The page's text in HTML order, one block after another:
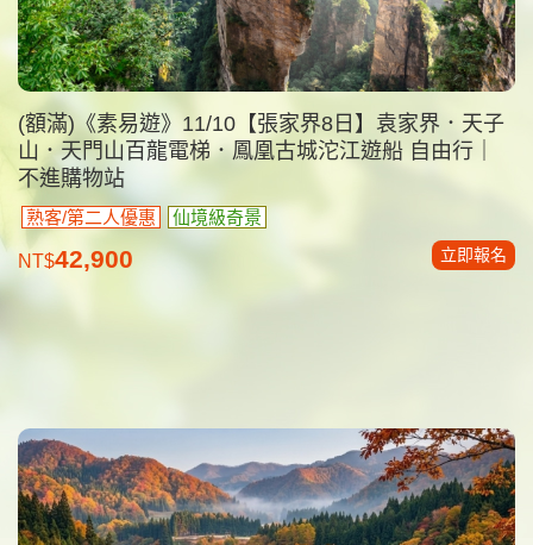
(額滿)《素易遊》11/10【張家界8日】袁家界．天子
山．天門山百龍電梯．鳳凰古城沱江遊船 自由行｜
不進購物站
熟客/第二人優惠 仙境級奇景
NT$42,900 立即報名